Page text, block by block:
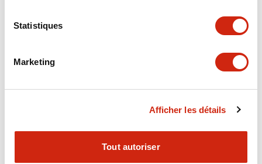
Statistiques
Marketing
Afficher les détails
Tout autoriser
Functional Specifications
Mounting and Installation Specifications